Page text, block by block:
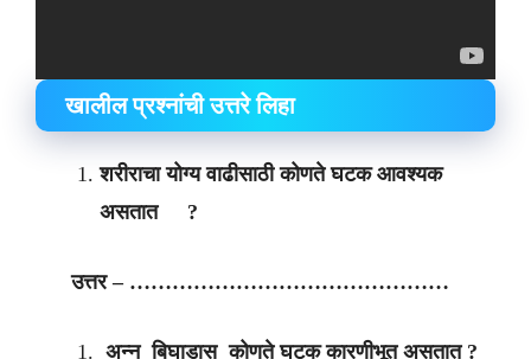
खालील प्रश्नांची उत्तरे लिहा
शरीराचा योग्य वाढीसाठी कोणते घटक आवश्यक
असतात ?
उत्तर – ………………………………………
अन्न बिघाडास कोणते घटक कारणीभूत असतात ?